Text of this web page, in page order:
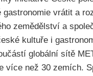
gastronomie vrátit a
zemědělství a
kultuře i
globální sítě
více než 30 zemích.